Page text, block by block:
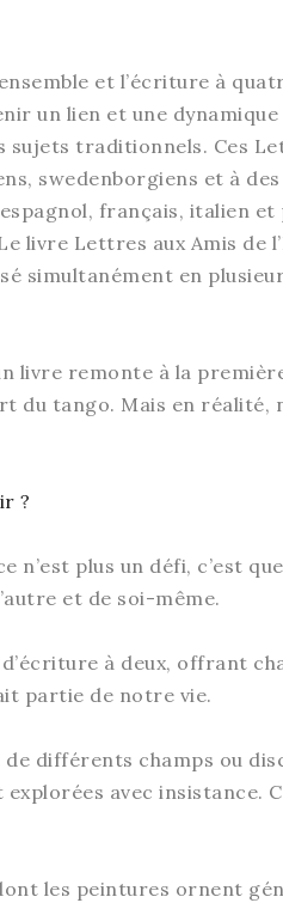
et l’écriture à
un lien et une
traditionnels. Ces
swedenborgiens et à
français, italien
livre Lettres aux Amis de
simultanément en
livre remonte à la
du tango. Mais en réalité,
?
plus un défi, c’est
et de soi-même.
à deux, offrant
partie de notre vie.
différents champs ou
avec
les peintures ornent